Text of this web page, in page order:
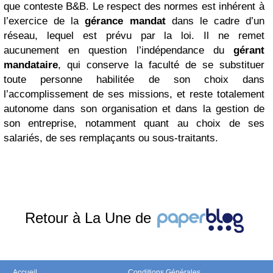
que conteste B&B. Le respect des normes est inhérent à
l’exercice de lagérance mandatdans le cadre d’un
réseau, lequel est prévu par la loi. Il ne remet
aucunement en question l’indépendance du gérant
mandataire, qui conserve la faculté de se substituer
toute personne habilitée de son choix dans
l’accomplissement de ses missions, et reste totalement
autonome dans son organisation et dans la gestion de
son entreprise, notamment quant au choix de ses
salariés, de ses remplaçants ou sous-traitants.
Retour à La Une de